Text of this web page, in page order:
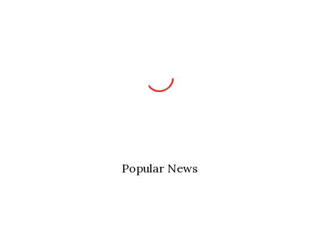
Popular News